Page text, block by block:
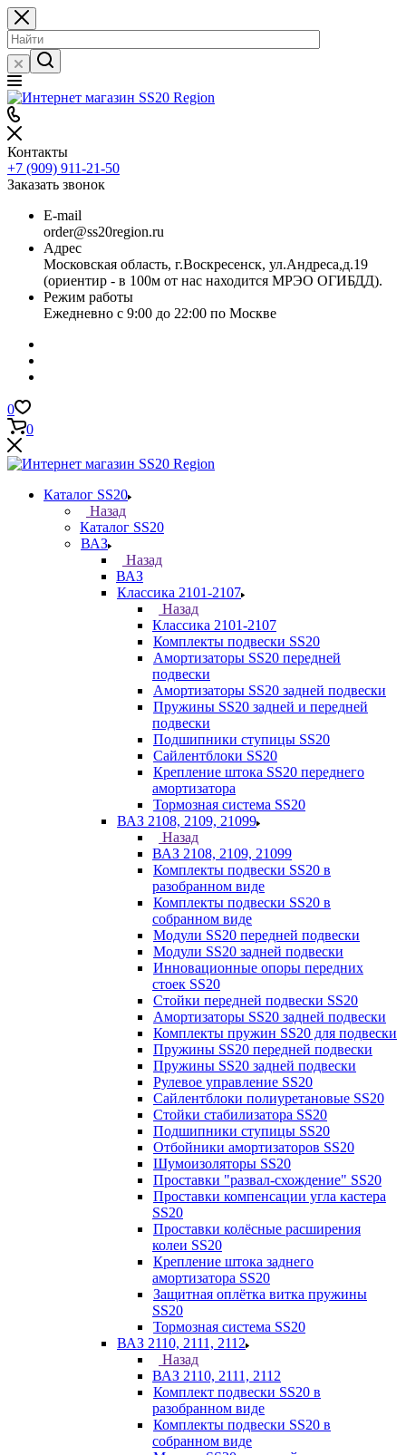
Контакты
+7 (909) 911-21-50
Заказать звонок
E-mail
order@ss20region.ru
Адрес
Московская область, г.Воскресенск, ул.Андреса,д.19
(ориентир - в 100м от нас находится МРЭО ОГИБДД).
Режим работы
Ежедневно с 9:00 до 22:00 по Москве
0
0
Каталог SS20
Назад
Каталог SS20
ВАЗ
Назад
ВАЗ
Классика 2101-2107
Назад
Классика 2101-2107
Комплекты подвески SS20
Амортизаторы SS20 передней
подвески
Амортизаторы SS20 задней подвески
Пружины SS20 задней и передней
подвески
Подшипники ступицы SS20
Сайлентблоки SS20
Крепление штока SS20 переднего
амортизатора
Тормозная система SS20
ВАЗ 2108, 2109, 21099
Назад
ВАЗ 2108, 2109, 21099
Комплекты подвески SS20 в
разобранном виде
Комплекты подвески SS20 в
собранном виде
Модули SS20 передней подвески
Модули SS20 задней подвески
Инновационные опоры передних
стоек SS20
Стойки передней подвески SS20
Амортизаторы SS20 задней подвески
Комплекты пружин SS20 для подвески
Пружины SS20 передней подвески
Пружины SS20 задней подвески
Рулевое управление SS20
Сайлентблоки полиуретановые SS20
Стойки стабилизатора SS20
Подшипники ступицы SS20
Отбойники амортизаторов SS20
Шумоизоляторы SS20
Проставки "развал-схождение" SS20
Проставки компенсации угла кастера
SS20
Проставки колёсные расширения
колеи SS20
Крепление штока заднего
амортизатора SS20
Защитная оплётка витка пружины
SS20
Тормозная система SS20
ВАЗ 2110, 2111, 2112
Назад
ВАЗ 2110, 2111, 2112
Комплект подвески SS20 в
разобранном виде
Комплекты подвески SS20 в
собранном виде